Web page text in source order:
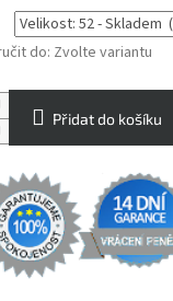
do: Zvolte variantu
Přidat do košíku